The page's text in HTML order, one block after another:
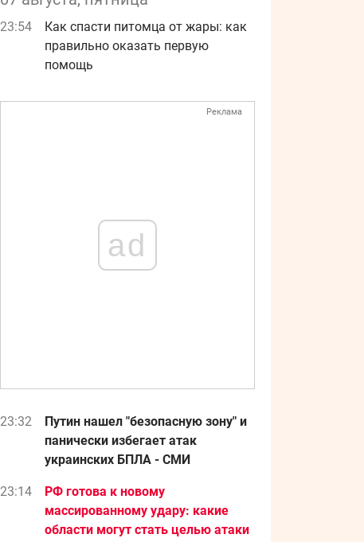
23:54
Как спасти питомца от жары: как
правильно оказать первую
помощь
Реклама
ad
23:32
Путин нашел "безопасную зону" и
панически избегает атак
украинских БПЛА - СМИ
23:14
РФ готова к новому
массированному удару: какие
области могут стать целью атаки